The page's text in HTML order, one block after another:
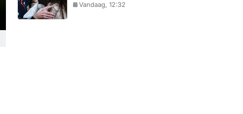
Vandaag, 12:32